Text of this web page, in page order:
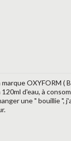
OXYFORM (
d'eau, à
une " bouillie ",